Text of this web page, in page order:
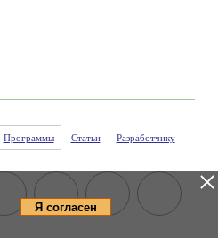
Программы Статьи Разработчику